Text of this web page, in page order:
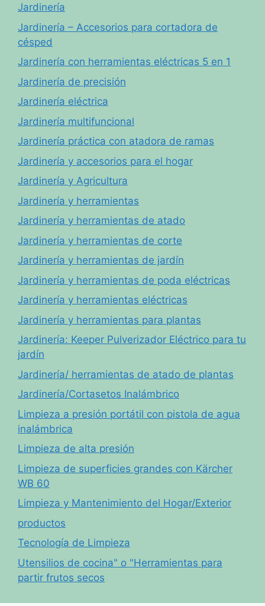
Jardinería
Jardinería – Accesorios para cortadora de
césped
Jardinería con herramientas eléctricas 5 en 1
Jardinería de precisión
Jardinería eléctrica
Jardinería multifuncional
Jardinería práctica con atadora de ramas
Jardinería y accesorios para el hogar
Jardinería y Agricultura
Jardinería y herramientas
Jardinería y herramientas de atado
Jardinería y herramientas de corte
Jardinería y herramientas de jardín
Jardinería y herramientas de poda eléctricas
Jardinería y herramientas eléctricas
Jardinería y herramientas para plantas
Jardinería: Keeper Pulverizador Eléctrico para tu
jardín
Jardinería/ herramientas de atado de plantas
Jardinería/Cortasetos Inalámbrico
Limpieza a presión portátil con pistola de agua
inalámbrica
Limpieza de alta presión
Limpieza de superficies grandes con Kärcher
WB 60
Limpieza y Mantenimiento del Hogar/Exterior
productos
Tecnología de Limpieza
Utensilios de cocina" o "Herramientas para
partir frutos secos